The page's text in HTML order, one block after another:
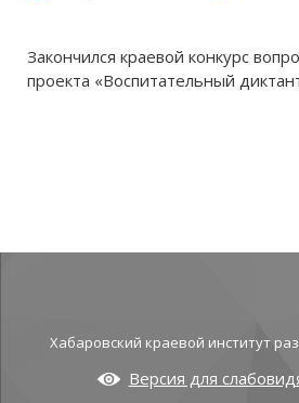
Закончился краевой конкурс
проекта «Воспитательный
Хабаровский краевой институт
Версия для